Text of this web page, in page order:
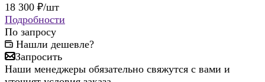
18 300 ₽/шт
Подробности
По запросу
Нашли дешевле?
Запросить
Наши менеджеры обязательно свяжутся с вами и